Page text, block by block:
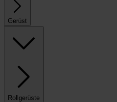
Gerüst
Rollgerüste